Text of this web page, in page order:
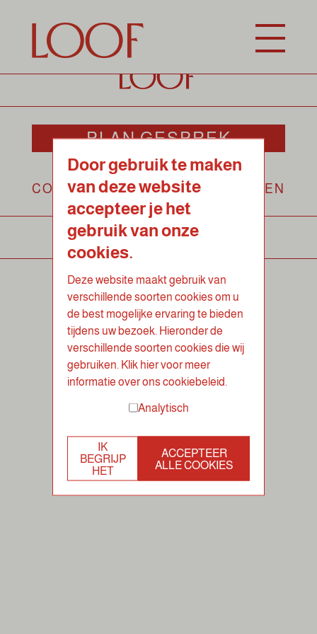
Registratie is uitgeschakeld.
CONTACT INLOGGEN
PLAN GESPREK
Door gebruik te maken
van deze website
accepteer je het
gebruik van onze
cookies.
Deze website maakt gebruik van
verschillende soorten cookies om u
de best mogelijke ervaring te bieden
tijdens uw bezoek. Hieronder de
verschillende soorten cookies die wij
gebruiken. Klik hier voor meer
informatie over ons cookiebeleid.
Analytisch
IK
BEGRIJP
HET
ACCEPTEER
ALLE COOKIES